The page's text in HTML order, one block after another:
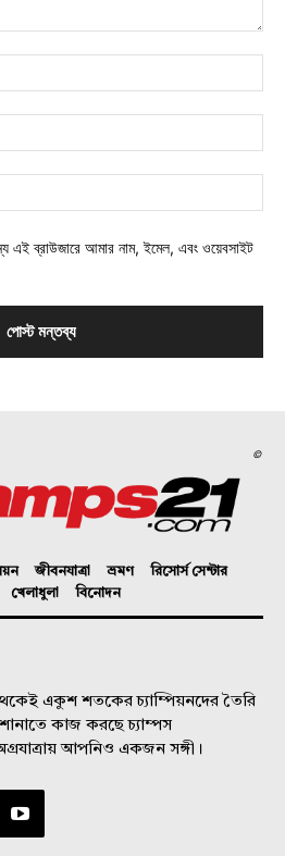
এই ব্রাউজারে আমার নাম, ইমেল, এবং ওয়েবসাইট
©
জীবনযাত্রা ভ্রমণ
রিসোর্স সেন্টার
খেলাধুলা বিনোদন
একুশ শতকের চ্যাম্পিয়নদের তৈরি
কাজ করছে চ্যাম্পস
আপনিও একজন সঙ্গী।